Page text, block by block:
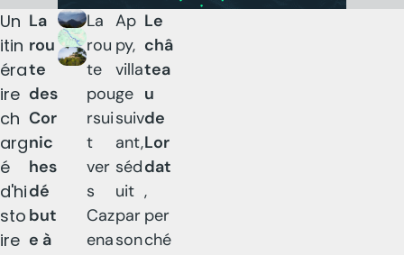
Un
itin
éra
ire
ch
arg
é
d'hi
sto
ire
La
rou
te
des
Cor
nic
hes
dé
but
e à
La
rou
te
pou
rsui
t
ver
s
Caz
ena
Ap
py,
villa
ge
suiv
ant,
séd
uit
par
son
Le
châ
tea
u
de
Lor
dat
,
per
ché